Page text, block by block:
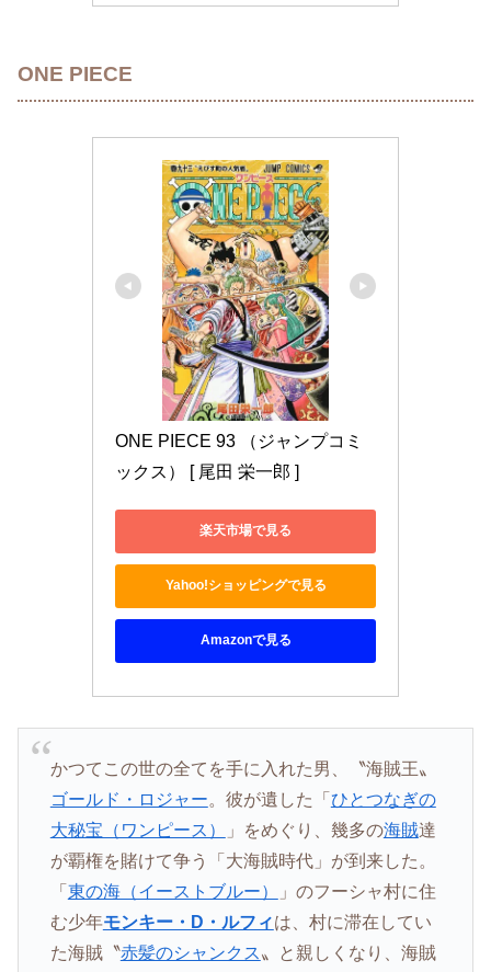
ONE PIECE
ONE PIECE 93 （ジャンプコミ
ックス） [ 尾田 栄一郎 ]
楽天市場で見る
Yahoo!ショッピングで見る
Amazonで見る
かつてこの世の全てを手に入れた男、〝海賊王〟
ゴールド・ロジャー。彼が遺した「 ひとつなぎの
大秘宝（ワンピース）
」をめぐり、幾多の海賊達
が覇権を賭けて争う「大海賊時代」が到来した。
「 東の海（イーストブルー）
」のフーシャ村に住
む少年モンキー・D・ルフィは、村に滞在してい
た海賊〝赤髪のシャンクス〟と親しくなり、海賊